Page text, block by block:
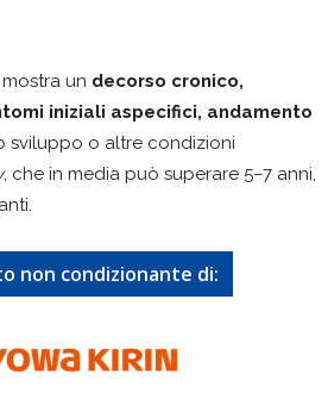
un decorso cronico,
iniziali aspecifici, andamento
sviluppo o altre condizioni
, che in media può superare 5–7 anni,
non condizionante di: